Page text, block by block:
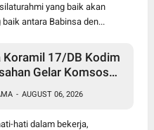
yang baik akan
antara Babinsa den...
Koramil 17/DB Kodim
Gelar Komsos
- AUGUST 06, 2026
hati dalam bekerja,